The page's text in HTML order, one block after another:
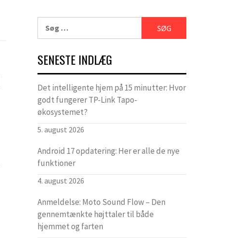
efter:
SENESTE INDLÆG
Det intelligente hjem på 15 minutter: Hvor
godt fungerer TP-Link Tapo-
økosystemet?
5. august 2026
Android 17 opdatering: Her er alle de nye
funktioner
4. august 2026
Anmeldelse: Moto Sound Flow – Den
gennemtænkte højttaler til både
hjemmet og farten